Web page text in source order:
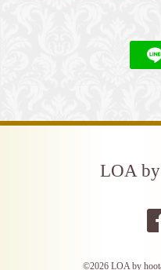
LOA
©2026 LOA by